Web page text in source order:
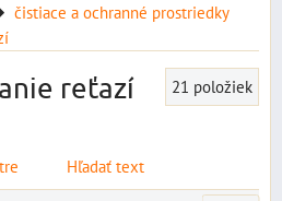
čistiace a ochranné prostriedky
reťazí 21 položiek
Hľadať text